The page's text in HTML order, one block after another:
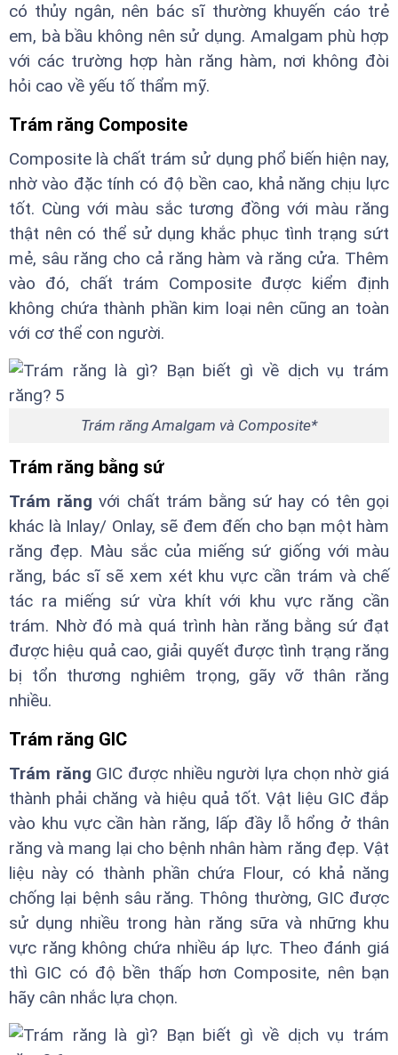
có thủy ngân, nên bác sĩ thường khuyến cáo trẻ
em, bà bầu không nên sử dụng. Amalgam phù hợp
với các trường hợp hàn răng hàm, nơi không đòi
hỏi cao về yếu tố thẩm mỹ.
Trám răng Composite
Composite là chất trám sử dụng phổ biến hiện nay,
nhờ vào đặc tính có độ bền cao, khả năng chịu lực
tốt. Cùng với màu sắc tương đồng với màu răng
thật nên có thể sử dụng khắc phục tình trạng sứt
mẻ, sâu răng cho cả răng hàm và răng cửa. Thêm
vào đó, chất trám Composite được kiểm định
không chứa thành phần kim loại nên cũng an toàn
với cơ thể con người.
Trám răng Amalgam và Composite*
Trám răng bằng sứ
Trám răng với chất trám bằng sứ hay có tên gọi
khác là Inlay/ Onlay, sẽ đem đến cho bạn một hàm
răng đẹp. Màu sắc của miếng sứ giống với màu
răng, bác sĩ sẽ xem xét khu vực cần trám và chế
tác ra miếng sứ vừa khít với khu vực răng cần
trám. Nhờ đó mà quá trình hàn răng bằng sứ đạt
được hiệu quả cao, giải quyết được tình trạng răng
bị tổn thương nghiêm trọng, gãy vỡ thân răng
nhiều.
Trám răng GIC
Trám răng GIC được nhiều người lựa chọn nhờ giá
thành phải chăng và hiệu quả tốt. Vật liệu GIC đắp
vào khu vực cần hàn răng, lấp đầy lỗ hổng ở thân
răng và mang lại cho bệnh nhân hàm răng đẹp. Vật
liệu này có thành phần chứa Flour, có khả năng
chống lại bệnh sâu răng. Thông thường, GIC được
sử dụng nhiều trong hàn răng sữa và những khu
vực răng không chứa nhiều áp lực. Theo đánh giá
thì GIC có độ bền thấp hơn Composite, nên bạn
hãy cân nhắc lựa chọn.